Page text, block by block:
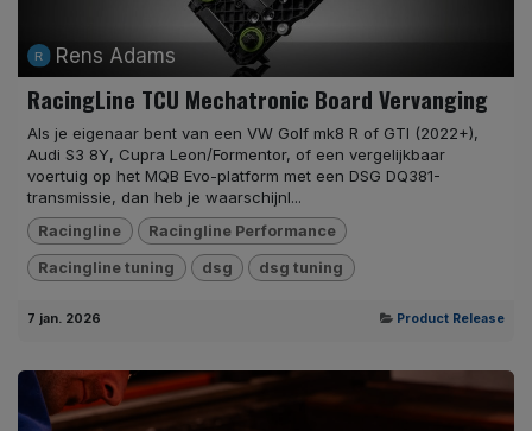
Rens Adams
RacingLine TCU Mechatronic Board Vervanging
Als je eigenaar bent van een VW Golf mk8 R of GTI (2022+),
Audi S3 8Y, Cupra Leon/Formentor, of een vergelijkbaar
voertuig op het MQB Evo-platform met een DSG DQ381-
transmissie, dan heb je waarschijnl...
Racingline Racingline Performance
Racingline tuning dsg dsg tuning
7 jan. 2026 Product Release